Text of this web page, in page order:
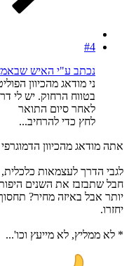
#4
נכתב ע"י האיש
ני מודאג מהכיוון
בטווח הרחוק. יש לי
לאחר סיום התואר
לחץ כדי להרחיב...
אתה מודאג מהכיוון
לגבי הדרך לעצמאות
חבל שתבזבז את השנים
יותר אבל באיזה מחיר?
יחזרו.
* לא ממליץ, לא מייעץ וכו'...